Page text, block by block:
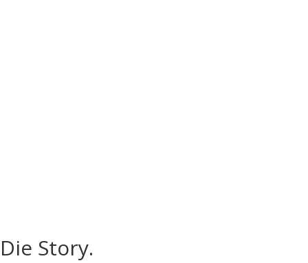
Die Story.